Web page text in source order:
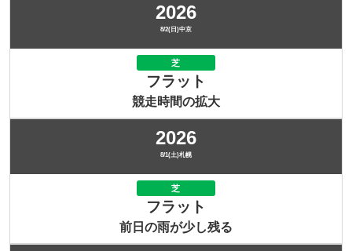
2026
8/2(日)中京
芝
フラット
競走時間の拡大
2026
8/1(土)札幌
芝
フラット
前日の雨が少し残る